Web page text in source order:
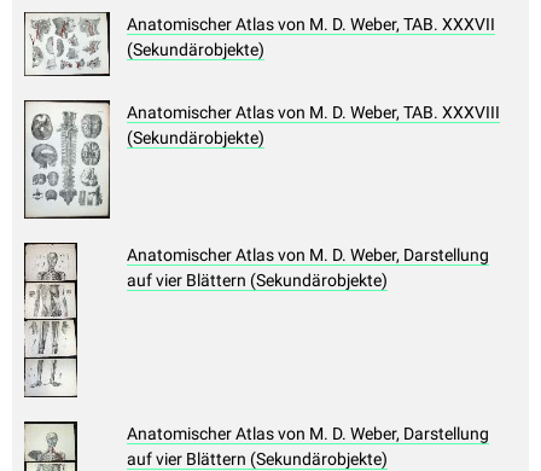
Anatomischer Atlas von M. D. Weber, TAB. XXXVII
(Sekundärobjekte)
Anatomischer Atlas von M. D. Weber, TAB. XXXVIII
(Sekundärobjekte)
Anatomischer Atlas von M. D. Weber, Darstellung
auf vier Blättern (Sekundärobjekte)
Anatomischer Atlas von M. D. Weber, Darstellung
auf vier Blättern (Sekundärobjekte)